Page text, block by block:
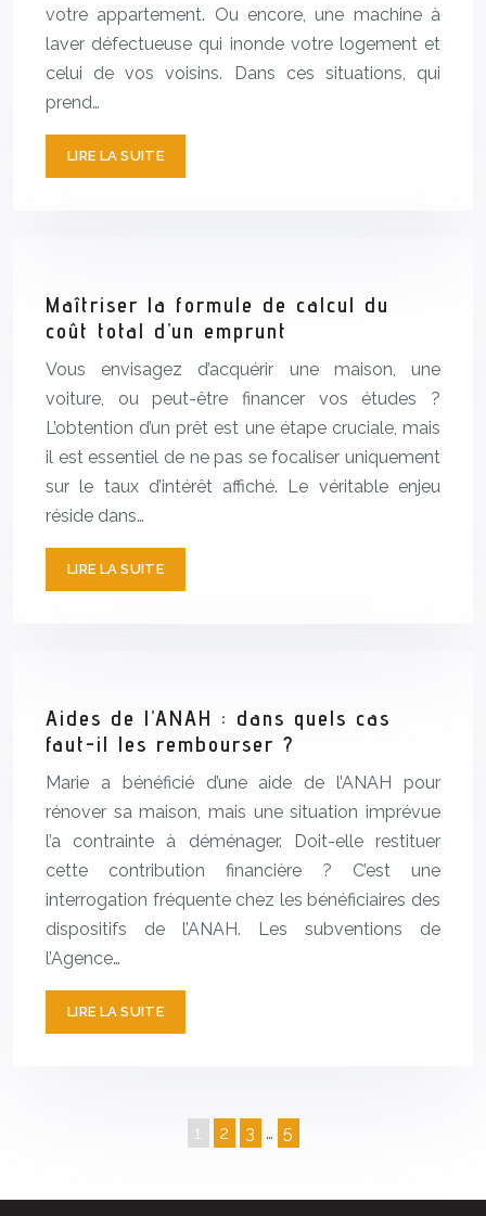
votre appartement. Ou encore, une machine à
laver défectueuse qui inonde votre logement et
celui de vos voisins. Dans ces situations, qui
prend…
LIRE LA SUITE
Maîtriser la formule de calcul du
coût total d’un emprunt
Vous envisagez d’acquérir une maison, une
voiture, ou peut-être financer vos études ?
L’obtention d’un prêt est une étape cruciale, mais
il est essentiel de ne pas se focaliser uniquement
sur le taux d’intérêt affiché. Le véritable enjeu
réside dans…
LIRE LA SUITE
Aides de l’ANAH : dans quels cas
faut-il les rembourser ?
Marie a bénéficié d’une aide de l’ANAH pour
rénover sa maison, mais une situation imprévue
l’a contrainte à déménager. Doit-elle restituer
cette contribution financière ? C’est une
interrogation fréquente chez les bénéficiaires des
dispositifs de l’ANAH. Les subventions de
l’Agence…
LIRE LA SUITE
1 2 3 … 5